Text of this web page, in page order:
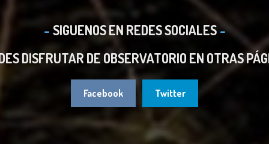
SIGUENOS EN REDES SOCIALES
DISFRUTAR DE OBSERVATORIO EN OTRAS
Facebook Twitter